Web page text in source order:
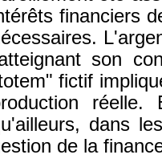
financiers
son
fictif
dans
de la